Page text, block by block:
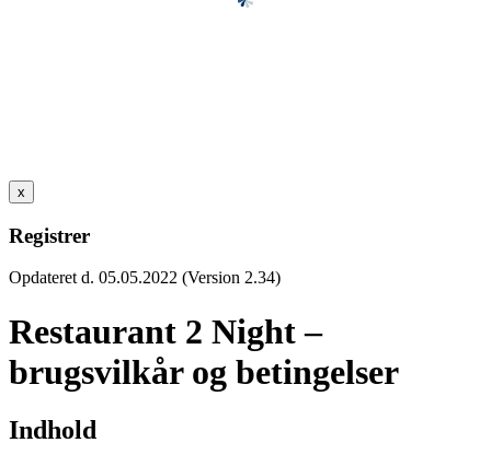
x
Registrer
Opdateret d. 05.05.2022 (Version 2.34)
Restaurant 2 Night –
brugsvilkår og betingelser
Indhold